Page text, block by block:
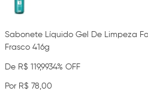
Sabonete Líquido Gel De Limpeza
Frasco 416g
De R$ 119,9934% OFF
Por R$ 78,00